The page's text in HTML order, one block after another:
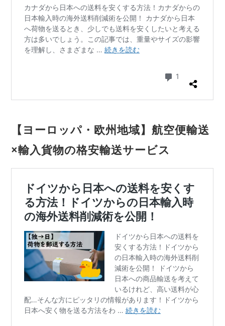
【ヨーロッパ・欧州地域】航空便輸送
×輸入貨物の格安輸送サービス